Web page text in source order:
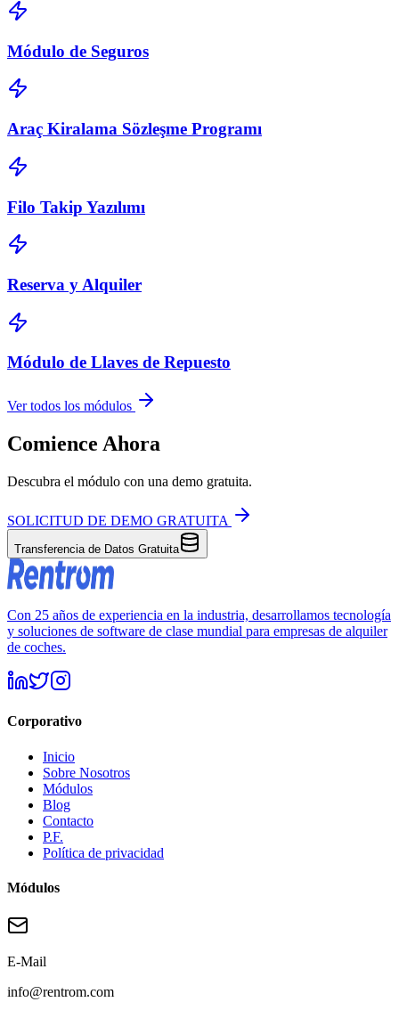
Módulo de Seguros
Araç Kiralama Sözleşme Programı
Filo Takip Yazılımı
Reserva y Alquiler
Módulo de Llaves de Repuesto
Ver todos los módulos
Comience Ahora
Descubra el módulo con una demo gratuita.
SOLICITUD DE DEMO GRATUITA
Transferencia de Datos Gratuita
Con 25 años de experiencia en la industria, desarrollamos tecnología
y soluciones de software de clase mundial para empresas de alquiler
de coches.
Corporativo
Inicio
Sobre Nosotros
Módulos
Blog
Contacto
P.F.
Política de privacidad
Módulos
E-Mail
info@rentrom.com